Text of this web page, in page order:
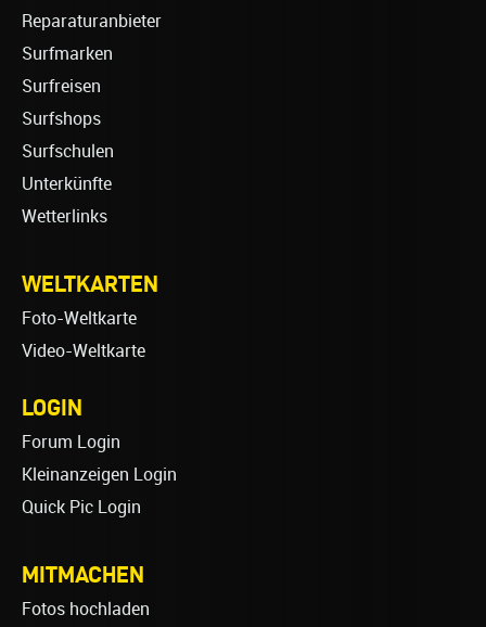
Reparaturanbieter
Surfmarken
Surfreisen
Surfshops
Surfschulen
Unterkünfte
Wetterlinks
WELTKARTEN
Foto-Weltkarte
Video-Weltkarte
LOGIN
Forum Login
Kleinanzeigen Login
Quick Pic Login
MITMACHEN
Fotos hochladen